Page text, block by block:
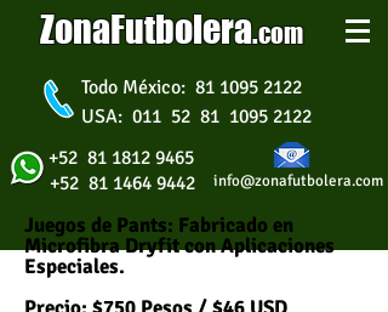
ZonaFutbolera.com
Todo México: 81 1095 2122
USA: 011 52 81 1095 2122
+52 81 1812 9465
+52 81 1464 9442
info@zonafutbolera.com
Uniformes de Futbol
Juegos de Pants: Fabricado en
Microfibra Dryfit con Aplicaciones
Especiales.